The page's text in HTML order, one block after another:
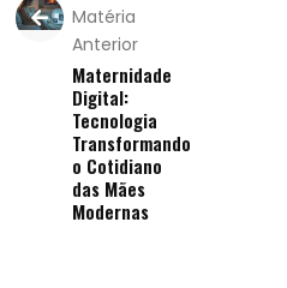
Matéria
Anterior
Maternidade
Digital:
Tecnologia
Transformando
o Cotidiano
das Mães
Modernas